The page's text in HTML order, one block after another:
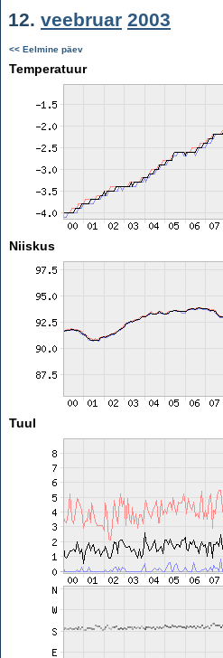
12. veebruar 2003
<< Eelmine päev
Temperatuur
Niiskus
Tuul